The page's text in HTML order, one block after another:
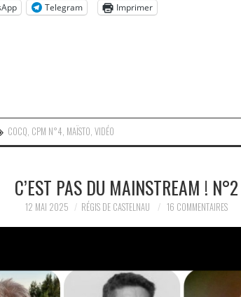
Telegram Imprimer
COCQ CPM N°4 MAÏSTO ,VIDÉO
C’EST PAS DU MAINSTREAM ! N°2
12 MAI 2025 RÉGIS DE CASTELNAU 16 COMMENTAIRES